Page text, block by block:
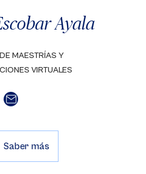
Ayala
MAESTRÍAS Y
VIRTUALES
Saber más